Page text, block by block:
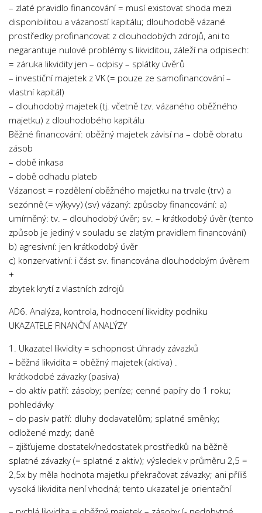
– zlaté pravidlo financování = musí existovat shoda mezi
disponibilitou a vázaností kapitálu; dlouhodobě vázané
prostředky profinancovat z dlouhodobých zdrojů, ani to
negarantuje nulové problémy s likviditou, záleží na odpisech:
= záruka likvidity jen – odpisy – splátky úvěrů
– investiční majetek z VK (= pouze ze samofinancování –
vlastní kapitál)
– dlouhodobý majetek (tj. včetně tzv. vázaného oběžného
majetku) z dlouhodobého kapitálu
Běžné financování: oběžný majetek závisí na – době obratu
zásob
– době inkasa
– době odhadu plateb
Vázanost = rozdělení oběžného majetku na trvale (trv) a
sezónně (= výkyvy) (sv) vázaný: způsoby financování: a)
umírněný: tv. – dlouhodobý úvěr; sv. – krátkodobý úvěr (tento
způsob je jediný v souladu se zlatým pravidlem financování)
b) agresivní: jen krátkodobý úvěr
c) konzervativní: i část sv. financována dlouhodobým úvěrem
+
zbytek krytí z vlastních zdrojů
AD6. Analýza, kontrola, hodnocení likvidity podniku
UKAZATELE FINANČNÍ ANALÝZY
1. Ukazatel likvidity = schopnost úhrady závazků
– běžná likvidita = oběžný majetek (aktiva) .
krátkodobé závazky (pasiva)
– do aktiv patří: zásoby; peníze; cenné papíry do 1 roku;
pohledávky
– do pasiv patří: dluhy dodavatelům; splatné směnky;
odložené mzdy; daně
– zjišťujeme dostatek/nedostatek prostředků na běžně
splatné závazky (= splatné z aktiv); výsledek v průměru 2,5 =
2,5x by měla hodnota majetku překračovat závazky; ani příliš
vysoká likvidita není vhodná; tento ukazatel je orientační